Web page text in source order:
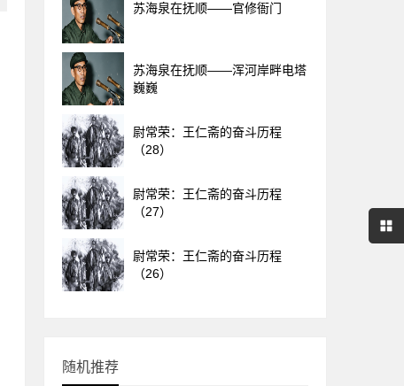
苏海泉在抚顺——官修衙门
苏海泉在抚顺——浑河岸畔电塔
巍巍
尉常荣：王仁斋的奋斗历程
（28）
尉常荣：王仁斋的奋斗历程
（27）
尉常荣：王仁斋的奋斗历程
（26）
随机推荐